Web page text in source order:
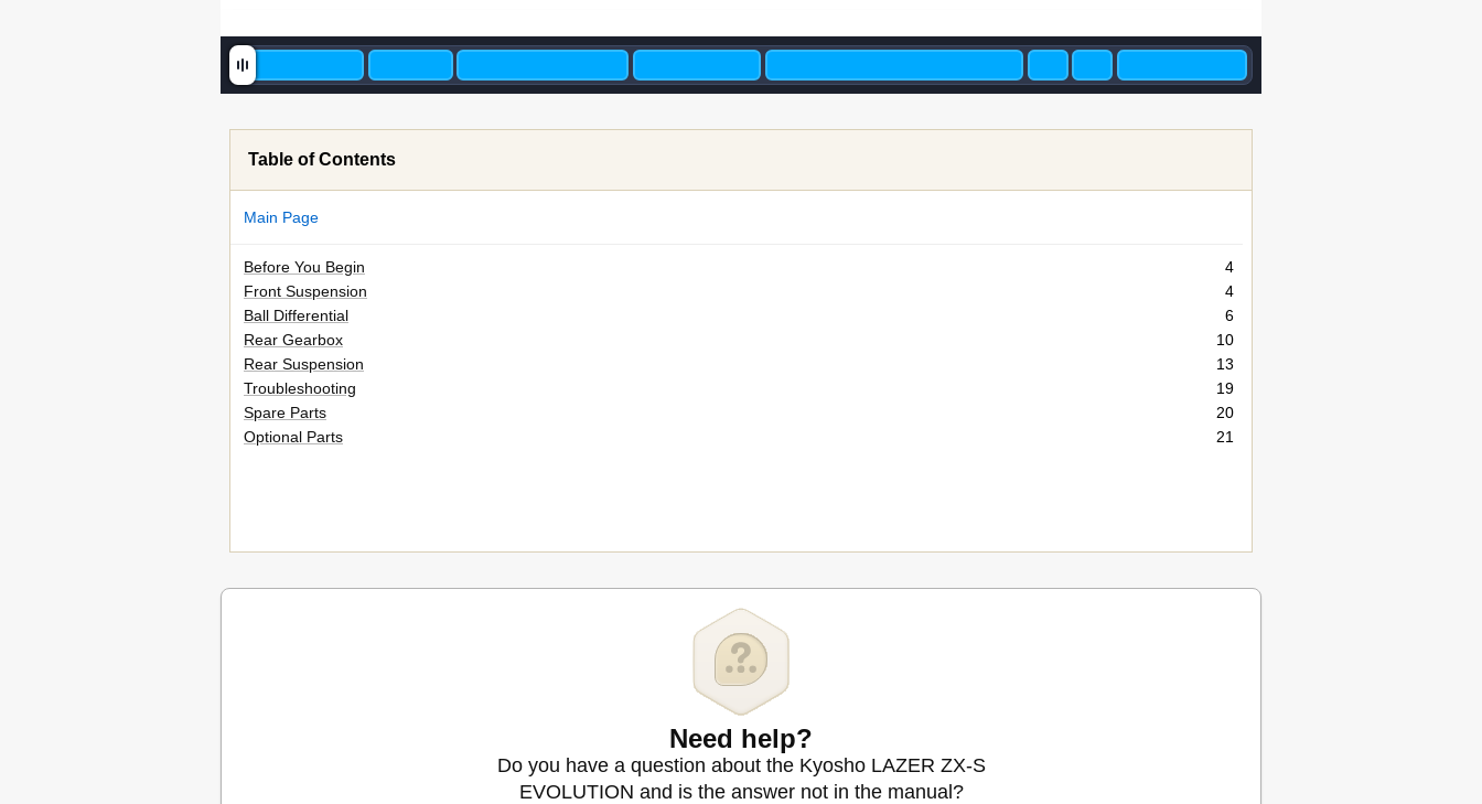
Table of Contents
Main Page
Before You Begin
4
Front Suspension
4
Ball Differential
6
Rear Gearbox
10
Rear Suspension
13
Troubleshooting
19
Spare Parts
20
Optional Parts
21
Need help?
Do you have a question about the Kyosho LAZER ZX-S
EVOLUTION and is the answer not in the manual?